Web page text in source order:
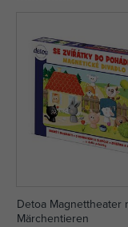
Detoa Magnettheater
Märchentieren